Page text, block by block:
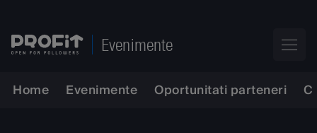
Evenimente
Home Evenimente Oportunitati parteneri